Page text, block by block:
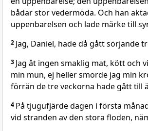
bådar stor vedermöda. Och han
uppenbarelsen och lade märke till
2 Jag, Daniel, hade då gått sörjande
3 Jag åt ingen smaklig mat, kött och
min mun, ej heller smorde jag min
förrän de tre veckorna hade gått till
4 På tjugufjärde dagen i första
vid stranden av den stora floden,